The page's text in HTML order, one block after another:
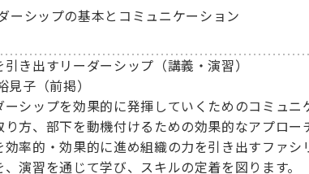
ーシップの基本とコミュニケーション
き出すリーダーシップ（講義・演習）
子（前掲）
ーシップを効果的に発揮していくためのコミュニ
り方、部下を動機付けるための効果的なアプロー
効率的・効果的に進め組織の力を引き出すファシ
演習を通じて学び、スキルの定着を図ります。